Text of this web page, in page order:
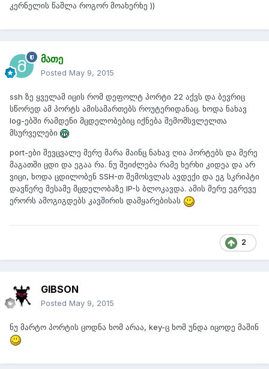
კერნელის წაშლა როგორ მოახერხე ))
მათე
Posted May 9, 2015
ssh ზე ყველამ იცის რომ დეფოლტ პორტი 22 აქვს და ბევრიც
სწორედ ამ პორტს ამისამართებს როუტერიდანაც. ხოდა ნახავ
log-ებში რამდენი მცდელობებიც იქნება შემომსვლელთა
მსურველები
port-ები შევცვალე მერე მარა მაინც ნახავ ღია პორტებს და მერე
მაგათში ცდი და ეგაა რა. ნუ შეიძლება რამე ხერხი კიდეა და არ
ვიცი, ხოდა ცდილობენ SSH-თ შემოსვლას ავდექი და ეგ სკრიპტი
დავწერე მესამე მცდელობაზე IP-ს ბლოკავდა. ამის მერე ეგრევე
ერორს ამოგიგდებს კავშირის დამყარებისას
2
GIBSON
Posted May 9, 2015
ნუ მარტო პორტის ცოდნა ხომ არაა, key-ც ხომ უნდა იცოდე მაშინ